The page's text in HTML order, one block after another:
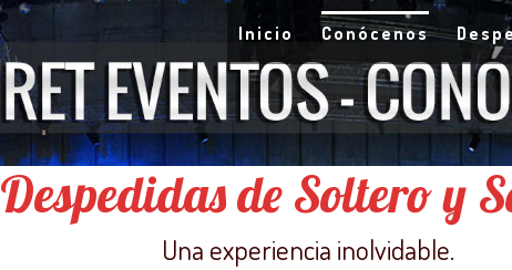
Inicio Conócenos
Despedidas de Soltero y
Una experiencia inolvidable.